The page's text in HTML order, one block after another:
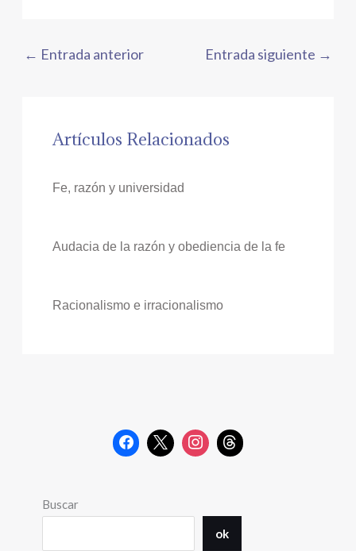
← Entrada anterior Entrada siguiente →
Artículos Relacionados
Fe, razón y universidad
Audacia de la razón y obediencia de la fe
Racionalismo e irracionalismo
Buscar
ok